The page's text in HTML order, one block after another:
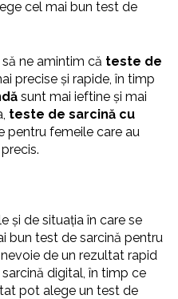
cel mai bun test de
ne amintim că teste de
precise și rapide, în timp
sunt mai ieftine și mai
teste de sarcină cu
pentru femeile care au
și de situația în care se
bun test de sarcină pentru
de un rezultat rapid
digital, în timp ce
pot alege un test de